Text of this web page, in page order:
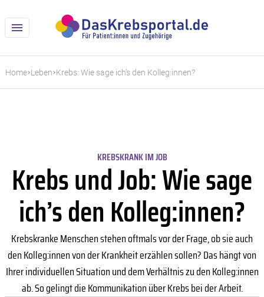
Home Leben Krebs: Wie sage ich’s den Kolleg:innen?
KREBSKRANK IM JOB
Krebs und Job: Wie sage
ich’s den Kolleg:innen?
Krebskranke Menschen stehen oftmals vor der Frage, ob sie auch
den Kolleg:innen von der Krankheit erzählen sollen? Das hängt von
Ihrer individuellen Situation und dem Verhältnis zu den Kolleg:innen
ab. So gelingt die Kommunikation über Krebs bei der Arbeit.